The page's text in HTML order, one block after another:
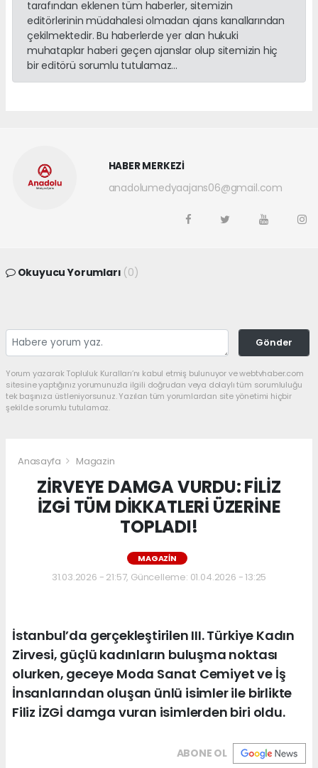
tarafından eklenen tüm haberler, sitemizin
editörlerinin müdahalesi olmadan ajans kanallarından
çekilmektedir. Bu haberlerde yer alan hukuki
muhataplar haberi geçen ajanslar olup sitemizin hiç
bir editörü sorumlu tutulamaz...
HABER MERKEZİ
anadolumedyaajans06@gmail.com
Okuyucu Yorumları (0)
Gönder
Yorum yazarak Topluluk Kuralları’nı kabul etmiş bulunuyor ve webtvhaber.com
sitesine yaptığınız yorumunuzla ilgili doğrudan veya dolaylı tüm sorumluluğu
tek başınıza üstleniyorsunuz. Yazılan tüm yorumlardan site yönetimi hiçbir
şekilde sorumlu tutulamaz.
Anasayfa Magazin
ZİRVEYE DAMGA VURDU: FİLİZ
İZGİ TÜM DİKKATLERİ ÜZERİNE
TOPLADI!
MAGAZIN
31.03.2026 - 21:57, Güncelleme: 01.04.2026 - 13:25
İstanbul’da gerçekleştirilen III. Türkiye Kadın
Zirvesi, güçlü kadınların buluşma noktası
olurken, geceye Moda Sanat Cemiyet ve İş
İnsanlarından oluşan ünlü isimler ile birlikte
Filiz İZGİ damga vuran isimlerden biri oldu.
ABONE OL